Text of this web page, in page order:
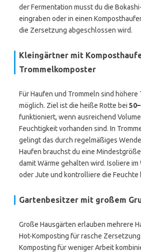
der Fermentation musst du die
eingraben oder in einen
die Zersetzung abgeschlossen wird.
Kleingärtner mit
Trommelkomposter
Für Haufen und Trommeln sind höhere
möglich. Ziel ist die heiße Rotte bei
funktioniert, wenn ausreichend
Feuchtigkeit vorhanden sind. In
gelingt das durch regelmäßiges
Haufen brauchst du eine Mindestgröße
damit Wärme gehalten wird. Isoliere im
oder Jute und kontrolliere die Feuchte
Gartenbesitzer mit großem
Große Hausgärten erlauben mehrere
Hot-Komposting für rasche
Komposting für weniger Arbeit